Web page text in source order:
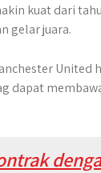
kuat dari
gelar juara.
United
dapat